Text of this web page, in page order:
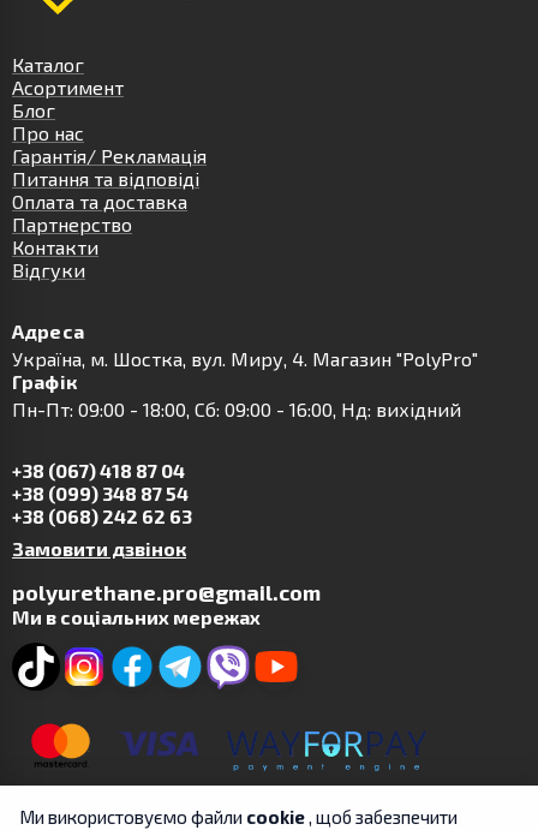
Каталог
Асортимент
Блог
Про нас
Гарантія/ Рекламація
Питання та відповіді
Оплата та доставка
Партнерство
Контакти
Відгуки
Адреса
Українa, м. Шостка, вул. Миру, 4. Магазин "PolyPro"
Графік
Пн-Пт: 09:00 - 18:00, Сб: 09:00 - 16:00, Нд: вихідний
+38 (067) 418 87 04
+38 (099) 348 87 54
+38 (068) 242 62 63
Замовити дзвінок
polyurethane.pro@gmail.com
Ми в соціальних мережах
Ми використовуємо файли cookie, щоб забезпечити